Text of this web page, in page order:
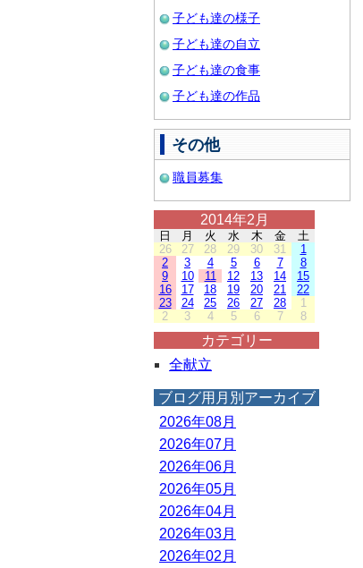
子ども達の様子
子ども達の自立
子ども達の食事
子ども達の作品
その他
職員募集
2014年2月
日 月 火 水 木 金
土
26
27 28 29 30 31
1
2
3 4 5 6 7
8
9
10 11 12 13 14
15
16
17 18 19 20 21
22
23
24 25 26 27 28
1
2
3 4 5 6 7 8
カテゴリー
全献立
ブログ用月別アーカイブ
2026年08月
2026年07月
2026年06月
2026年05月
2026年04月
2026年03月
2026年02月